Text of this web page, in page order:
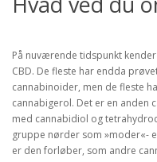
På nuværende tidspunkt
CBD. De fleste har endda
cannabinoider, men de fleste
cannabigerol. Det er en anden
med cannabidiol og
gruppe nørder som »moder«-
er den forløber, som andre